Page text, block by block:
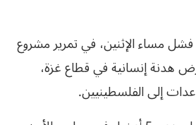
مساء الإثنين، في تمرير مشروع
هدنة إنسانية في قطاع غزة،
إلى الفلسطينيين.